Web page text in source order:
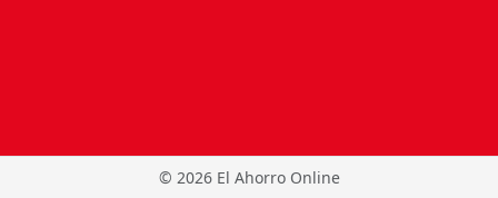
© 2026 El Ahorro Online